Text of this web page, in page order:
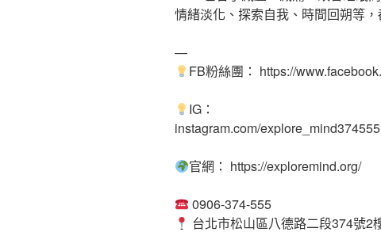
情緒淡化、探索自我、時間回朔等
—
FB粉絲團： https://
IG：
instagram.com/explore_mind374555
官網： https://exploremind.org/
0906-374-555
台北市松山區八德路二段374號2